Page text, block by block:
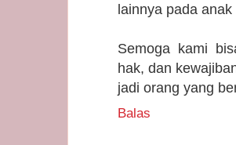
lainnya pada
Semoga kami
hak, dan
jadi orang yang
Balas